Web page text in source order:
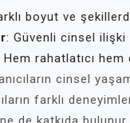
boyut ve
: Güvenli cinsel
Hem rahatlatıcı
cinsel
farklı